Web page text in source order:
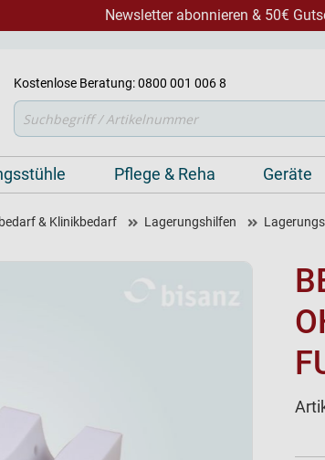
Newsletter abonnieren & 50€
Kostenlose Beratung: 0800 001 006 8
Suche
Pflege & Reha Geräte
& Klinikbedarf Lagerungshilfen